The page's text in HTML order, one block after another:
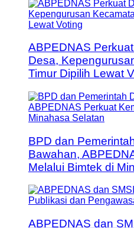
ABPEDNAS
Desa,
Timur Dipilih Lewat
BPD dan
Bawahan,
Melalui Bimtek di
ABPEDNAS dan